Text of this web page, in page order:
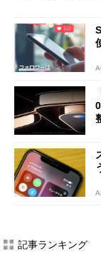
記事ランキング